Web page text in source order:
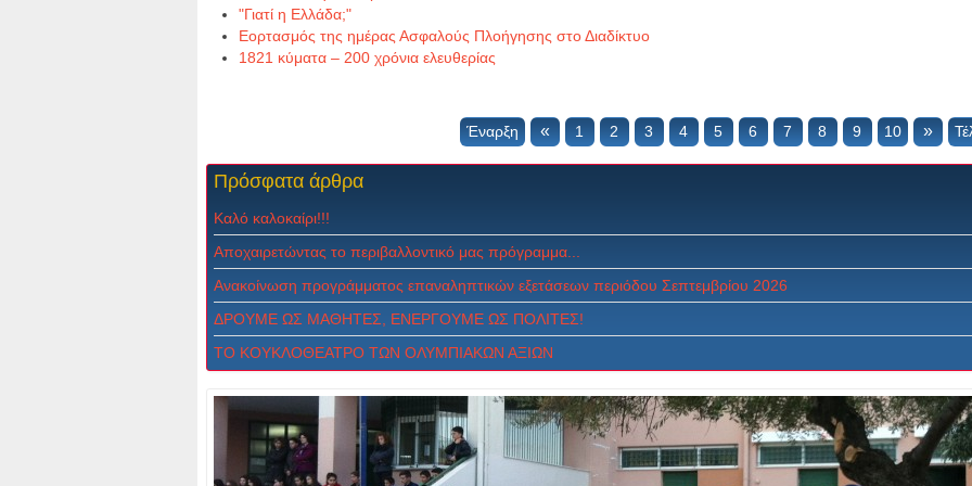
"Γιατί η Ελλάδα;"
Εορτασμός της ημέρας Ασφαλούς Πλοήγησης στο Διαδίκτυο
1821 κύματα – 200 χρόνια ελευθερίας
Έναρξη « 1 2 3 4 5 6 7 8 9 10 »
Πρόσφατα άρθρα
Καλό καλοκαίρι!!!
Αποχαιρετώντας το περιβαλλοντικό μας πρόγραμμα...
Ανακοίνωση προγράμματος επαναληπτικών εξετάσεων περιόδου Σεπτεμβρίου 2026
ΔPOYME ΩΣ MAΘHTEΣ, ENEPΓOYME ΩΣ ΠOΛITEΣ!
ΤΟ ΚΟΥΚΛΟΘΕΑΤΡΟ ΤΩΝ ΟΛΥΜΠΙΑΚΩΝ ΑΞΙΩΝ